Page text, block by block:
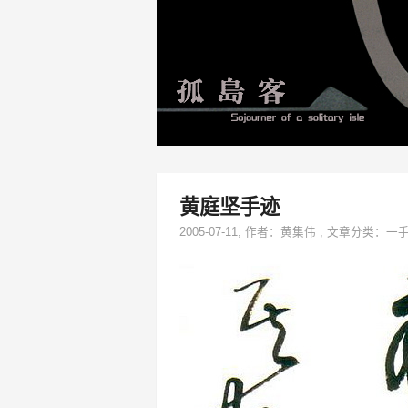
黄庭坚手迹
2005-07-11, 作者： 黄集伟 , 文章分类： 一